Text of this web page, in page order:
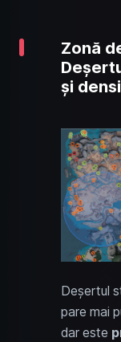
Zonă
și
Deșertul
pare mai
dar este